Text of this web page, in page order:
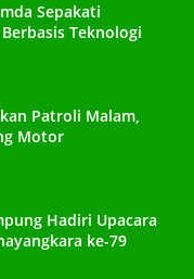
Sepakati
Teknologi
Patroli Malam,
Motor
Hadiri Upacara
ke-79